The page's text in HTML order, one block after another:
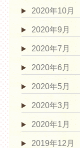
2020年10月
2020年9月
2020年7月
2020年6月
2020年5月
2020年3月
2020年1月
2019年12月